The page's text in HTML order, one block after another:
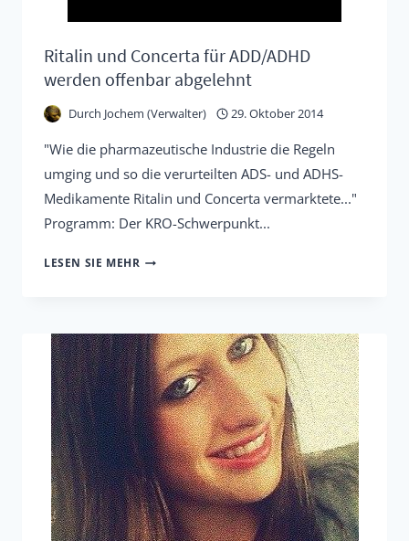
Ritalin und Concerta für ADD/ADHD
werden offenbar abgelehnt
Durch Jochem (Verwalter) 29. Oktober 2014
"Wie die pharmazeutische Industrie die Regeln
umging und so die verurteilten ADS- und ADHS-
Medikamente Ritalin und Concerta vermarktete..."
Programm: Der KRO-Schwerpunkt...
LESEN SIE MEHR RITALIN
FÜR
ADD/ADHD
WERDEN
OFFENBAR
ABGELEHNT